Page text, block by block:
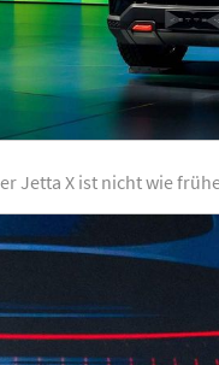
Jetta X ist nicht wie